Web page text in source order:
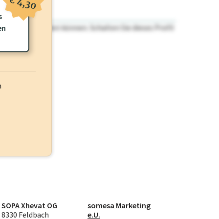
nicht einsehen können. Schalten Sie dieses Profil
SOPA Xhevat OG
8330 Feldbach
somesa Marketing
e.U.